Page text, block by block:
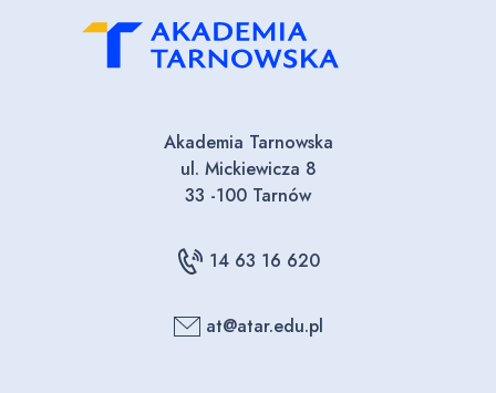
Akademia Tarnowska
ul. Mickiewicza 8
33 -100 Tarnów
14 63 16 620
at@atar.edu.pl